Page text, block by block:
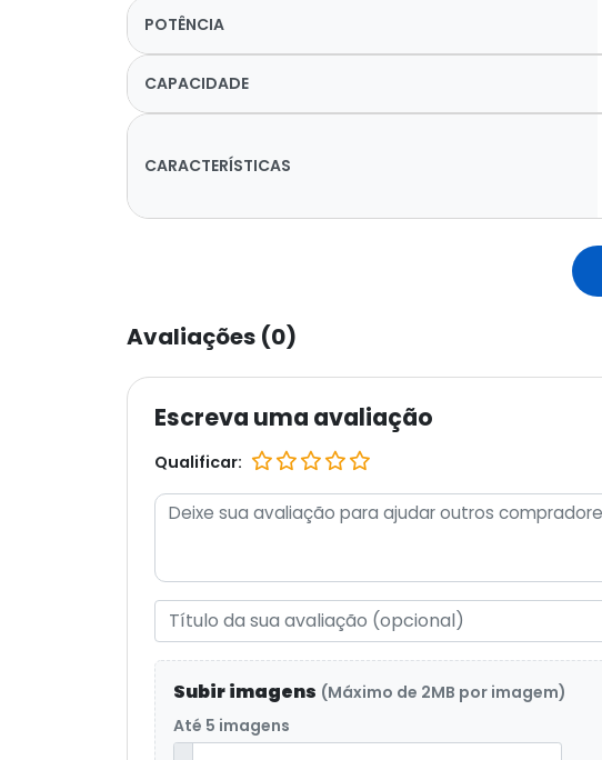
POTÊNCIA
CAPACIDADE
CARACTERÍSTICAS
Avaliações (0)
Escreva uma avaliação
Qualificar:
Subir imagens (Máximo de 2MB por imagem)
Até 5 imagens